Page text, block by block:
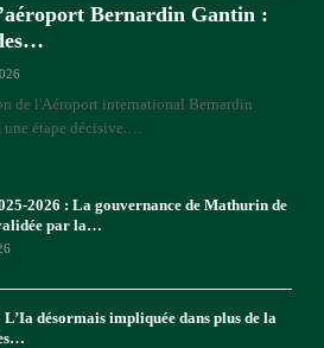
Bernardin Gantin :
de l'Aéroport international Bernardin
étape décisive.…
2026 : La gouvernance de Mathurin de
par la…
désormais impliquée dans plus de la